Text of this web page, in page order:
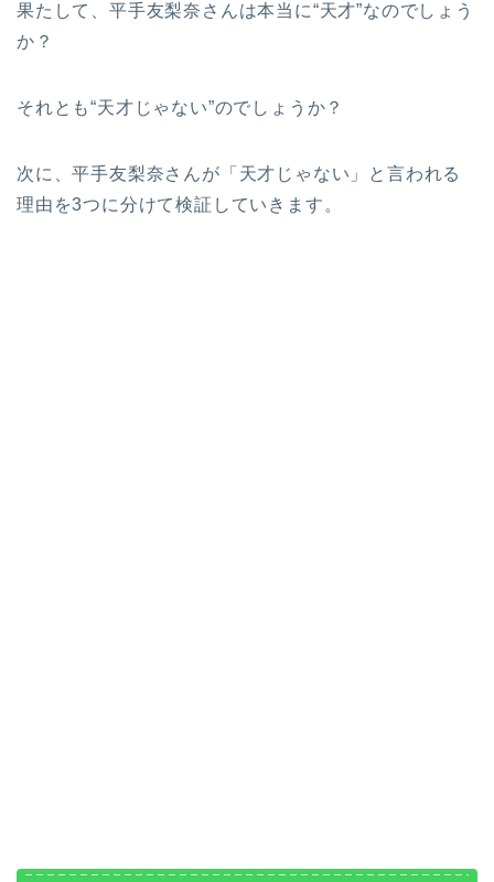
果たして、平手友梨奈さんは本当に“天才”なのでしょう
か？
それとも“天才じゃない”のでしょうか？
次に、平手友梨奈さんが「天才じゃない」と言われる
理由を3つに分けて検証していきます。